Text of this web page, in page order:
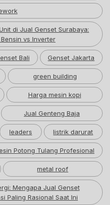
di Jual Genset Surabaya:
vs Inverter
Bali Genset Jakarta
green building
Harga mesin kopi
Jual Genteng Baja
leaders listrik darurat
Potong Tulang Profesional
metal roof
Mengapa Jual Genset
Paling Rasional Saat Ini